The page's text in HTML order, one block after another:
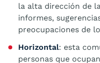
la alta dirección de
informes,
preocupaciones de
Horizontal: esta
personas que